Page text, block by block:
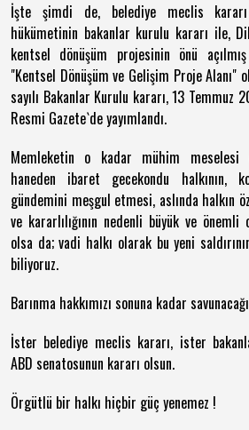
İşte şimdi de, belediye meclis
hükümetinin bakanlar kurulu kararı ile,
kentsel dönüşüm projesinin önü
"Kentsel Dönüşüm ve Gelişim Proje
sayılı Bakanlar Kurulu kararı, 13 Temmuz
Resmi Gazete`de yayımlandı.
Memleketin o kadar mühim meselesi
haneden ibaret gecekondu halkının,
gündemini meşgul etmesi, aslında halkın
ve kararlılığının nedenli büyük ve
olsa da; vadi halkı olarak bu yeni
biliyoruz.
Barınma hakkımızı sonuna kadar
İster belediye meclis kararı, ister
ABD senatosunun kararı olsun.
Örgütlü bir halkı hiçbir güç yenemez !